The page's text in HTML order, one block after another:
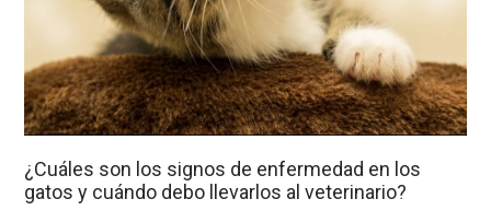
¿Cuáles son los signos de enfermedad en los
gatos y cuándo debo llevarlos al veterinario?